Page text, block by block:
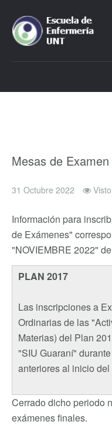
Mesas de
31 Octubre 2022
Información para
de Exámenes"
"NOVIEMBRE 2022"
PLAN 2017
Las inscripciones a
Ordinarias de las
Materias) del Plan
"SIU Guaraní"
anteriores al inicio
Cerrado dicho periodo
exámenes finales.